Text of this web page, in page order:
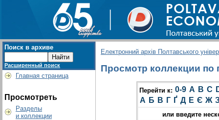
Поиск в архиве
Расширенный поиск
Главная страница
Просмотреть
Разделы
и коллекции
Електронний архів Полтавського
Просмотр коллекции по
Перейти к: 0-9 A B C
А Б В Г Ґ Д Е Є Ж
или введите